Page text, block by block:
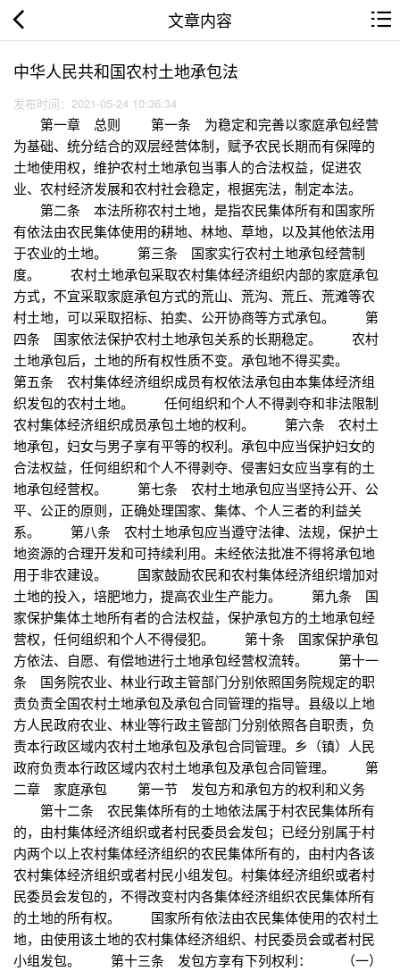
文章内容
中华人民共和国农村土地承包法
发布时间：2021-05-24 10:36:34
第一章 总则 第一条 为稳定和完善以家庭承包经营
为基础、统分结合的双层经营体制，赋予农民长期而有保障的
土地使用权，维护农村土地承包当事人的合法权益，促进农
业、农村经济发展和农村社会稳定，根据宪法，制定本法。
第二条 本法所称农村土地，是指农民集体所有和国家所
有依法由农民集体使用的耕地、林地、草地，以及其他依法用
于农业的土地。 第三条 国家实行农村土地承包经营制
度。 农村土地承包采取农村集体经济组织内部的家庭承包
方式，不宜采取家庭承包方式的荒山、荒沟、荒丘、荒滩等农
村土地，可以采取招标、拍卖、公开协商等方式承包。 第
四条 国家依法保护农村土地承包关系的长期稳定。 农村
土地承包后，土地的所有权性质不变。承包地不得买卖。
第五条 农村集体经济组织成员有权依法承包由本集体经济组
织发包的农村土地。 任何组织和个人不得剥夺和非法限制
农村集体经济组织成员承包土地的权利。 第六条 农村土
地承包，妇女与男子享有平等的权利。承包中应当保护妇女的
合法权益，任何组织和个人不得剥夺、侵害妇女应当享有的土
地承包经营权。 第七条 农村土地承包应当坚持公开、公
平、公正的原则，正确处理国家、集体、个人三者的利益关
系。 第八条 农村土地承包应当遵守法律、法规，保护土
地资源的合理开发和可持续利用。未经依法批准不得将承包地
用于非农建设。 国家鼓励农民和农村集体经济组织增加对
土地的投入，培肥地力，提高农业生产能力。 第九条 国
家保护集体土地所有者的合法权益，保护承包方的土地承包经
营权，任何组织和个人不得侵犯。 第十条 国家保护承包
方依法、自愿、有偿地进行土地承包经营权流转。 第十一
条 国务院农业、林业行政主管部门分别依照国务院规定的职
责负责全国农村土地承包及承包合同管理的指导。县级以上地
方人民政府农业、林业等行政主管部门分别依照各自职责，负
责本行政区域内农村土地承包及承包合同管理。乡（镇）人民
政府负责本行政区域内农村土地承包及承包合同管理。 第
二章 家庭承包 第一节 发包方和承包方的权利和义务
第十二条 农民集体所有的土地依法属于村农民集体所有
的，由村集体经济组织或者村民委员会发包；已经分别属于村
内两个以上农村集体经济组织的农民集体所有的，由村内各该
农村集体经济组织或者村民小组发包。村集体经济组织或者村
民委员会发包的，不得改变村内各集体经济组织农民集体所有
的土地的所有权。 国家所有依法由农民集体使用的农村土
地，由使用该土地的农村集体经济组织、村民委员会或者村民
小组发包。 第十三条 发包方享有下列权利： （一）